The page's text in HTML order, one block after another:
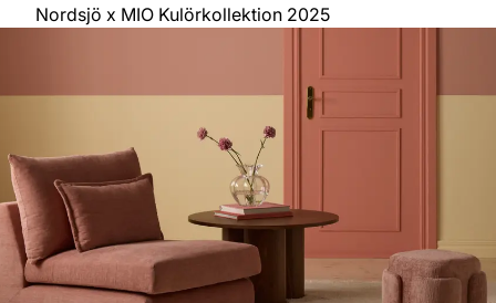
Nordsjö x MIO Kulörkollektion 2025